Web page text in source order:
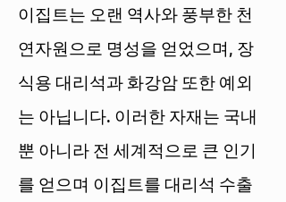
이집트는 오랜 역사와 풍부한 천
연자원으로 명성을 얻었으며, 장
식용 대리석과 화강암 또한 예외
는 아닙니다. 이러한 자재는 국내
뿐 아니라 전 세계적으로 큰 인기
를 얻으며 이집트를 대리석 수출